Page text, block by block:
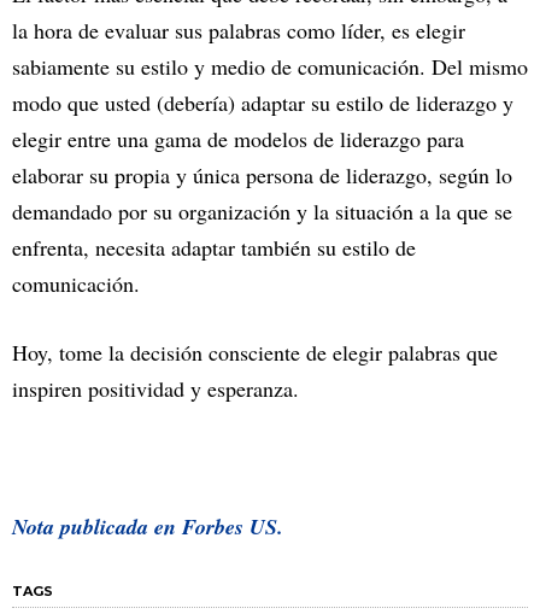
la hora de evaluar sus palabras como líder, es elegir
sabiamente su estilo y medio de comunicación. Del mismo
modo que usted (debería) adaptar su estilo de liderazgo y
elegir entre una gama de modelos de liderazgo para
elaborar su propia y única persona de liderazgo, según lo
demandado por su organización y la situación a la que se
enfrenta, necesita adaptar también su estilo de
comunicación.
Hoy, tome la decisión consciente de elegir palabras que
inspiren positividad y esperanza.
Nota publicada en Forbes US.
TAGS